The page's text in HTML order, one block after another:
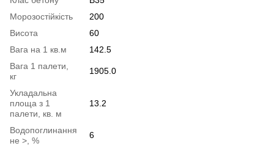
Морозостійкість
200
Висота
60
Вага на 1 кв.м
142.5
Вага 1 палети,
кг
1905.0
Укладальна
площа з 1
палети, кв. м
13.2
Водопоглинання
не >, %
6